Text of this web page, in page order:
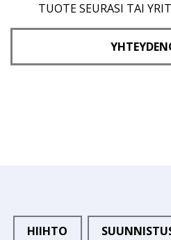
TUOTE SEURASI TAI
HIIHTO